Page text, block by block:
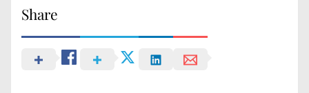
Share